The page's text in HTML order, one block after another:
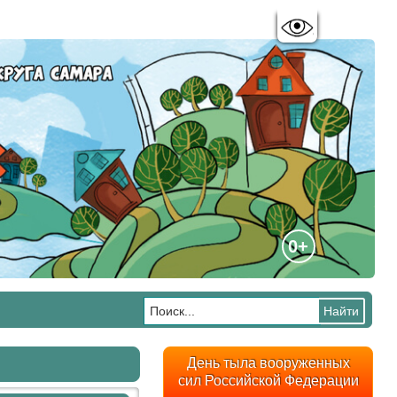
0+
День тыла вооруженных
сил Российской Федерации